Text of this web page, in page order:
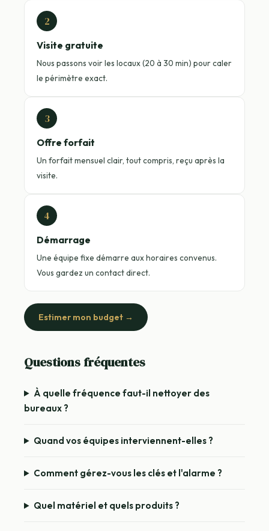
2
Visite gratuite
Nous passons voir les locaux (20 à 30 min) pour caler
le périmètre exact.
3
Offre forfait
Un forfait mensuel clair, tout compris, reçu après la
visite.
4
Démarrage
Une équipe fixe démarre aux horaires convenus.
Vous gardez un contact direct.
Estimer mon budget →
Questions fréquentes
À quelle fréquence faut-il nettoyer des
bureaux ?
Quand vos équipes interviennent-elles ?
Comment gérez-vous les clés et l'alarme ?
Quel matériel et quels produits ?